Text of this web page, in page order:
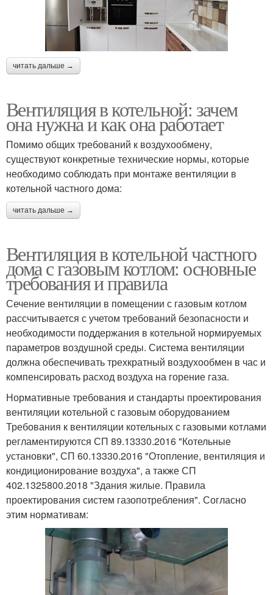
читать дальше →
Вентиляция в котельной: зачем
она нужна и как она работает
Помимо общих требований к воздухообмену,
существуют конкретные технические нормы, которые
необходимо соблюдать при монтаже вентиляции в
котельной частного дома:
читать дальше →
Вентиляция в котельной частного
дома с газовым котлом: основные
требования и правила
Сечение вентиляции в помещении с газовым котлом
рассчитывается с учетом требований безопасности и
необходимости поддержания в котельной нормируемых
параметров воздушной среды. Система вентиляции
должна обеспечивать трехкратный воздухообмен в час и
компенсировать расход воздуха на горение газа.
Нормативные требования и стандарты проектирования
вентиляции котельной с газовым оборудованием
Требования к вентиляции котельных с газовыми котлами
регламентируются СП 89.13330.2016 "Котельные
установки", СП 60.13330.2016 "Отопление, вентиляция и
кондиционирование воздуха", а также СП
402.1325800.2018 "Здания жилые. Правила
проектирования систем газопотребления". Согласно
этим нормативам: